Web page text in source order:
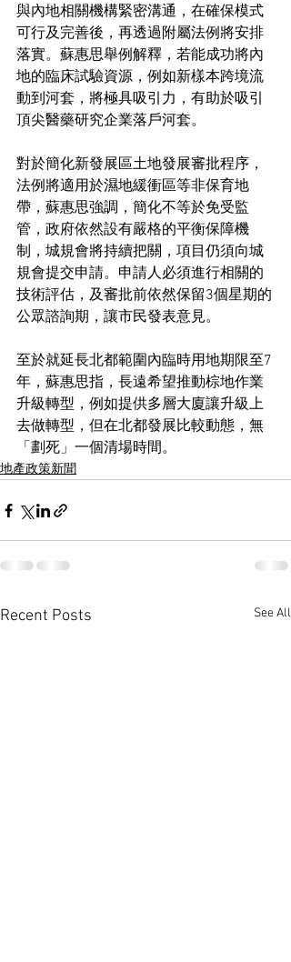
與內地相關機構緊密溝通，在確保模式
可行及完善後，再透過附屬法例將安排
落實。蘇惠思舉例解釋，若能成功將內
地的臨床試驗資源，例如新樣本跨境流
動到河套，將極具吸引力，有助於吸引
頂尖醫藥研究企業落戶河套。
對於簡化新發展區土地發展審批程序，
法例將適用於濕地緩衝區等非保育地
帶，蘇惠思強調，簡化不等於免受監
管，政府依然設有嚴格的平衡保障機
制，城規會將持續把關，項目仍須向城
規會提交申請。申請人必須進行相關的
技術評估，及審批前依然保留3個星期的
公眾諮詢期，讓市民發表意見。
至於就延長北都範圍內臨時用地期限至7
年，蘇惠思指，長遠希望推動棕地作業
升級轉型，例如提供多層大廈讓升級上
去做轉型，但在北都發展比較動態，無
「劃死」一個清場時間。
地產政策新聞
Recent Posts See All